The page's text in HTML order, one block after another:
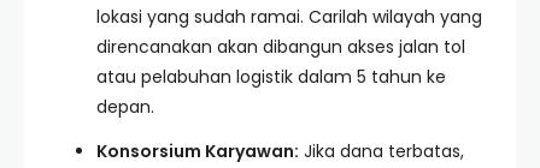
lokasi yang sudah ramai. Carilah wilayah yang
direncanakan akan dibangun akses jalan tol
atau pelabuhan logistik dalam 5 tahun ke
depan.
Konsorsium Karyawan: Jika dana terbatas,